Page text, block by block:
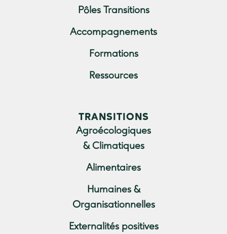
Pôles Transitions
Accompagnements
Formations
Ressources
TRANSITIONS
Agroécologiques
& Climatiques
Alimentaires
Humaines &
Organisationnelles
Externalités positives